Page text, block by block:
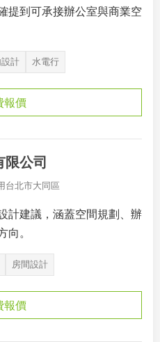
提到可承接辦公室與商業空
計 水電行
報價
公司
台北市大同區
計建議，涵蓋空間規劃、辦
向。
房間設計
報價